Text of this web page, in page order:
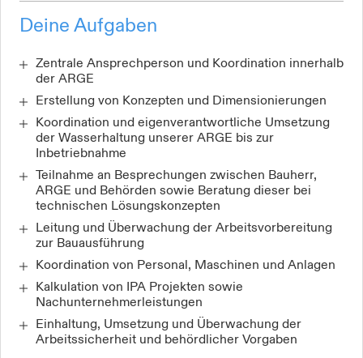
Deine Aufgaben
Zentrale Ansprechperson und Koordination innerhalb
der ARGE
Erstellung von Konzepten und Dimensionierungen
Koordination und eigenverantwortliche Umsetzung
der Wasserhaltung unserer ARGE bis zur
Inbetriebnahme
Teilnahme an Besprechungen zwischen Bauherr,
ARGE und Behörden sowie Beratung dieser bei
technischen Lösungskonzepten
Leitung und Überwachung der Arbeitsvorbereitung
zur Bauausführung
Koordination von Personal, Maschinen und Anlagen
Kalkulation von IPA Projekten sowie
Nachunternehmerleistungen
Einhaltung, Umsetzung und Überwachung der
Arbeitssicherheit und behördlicher Vorgaben